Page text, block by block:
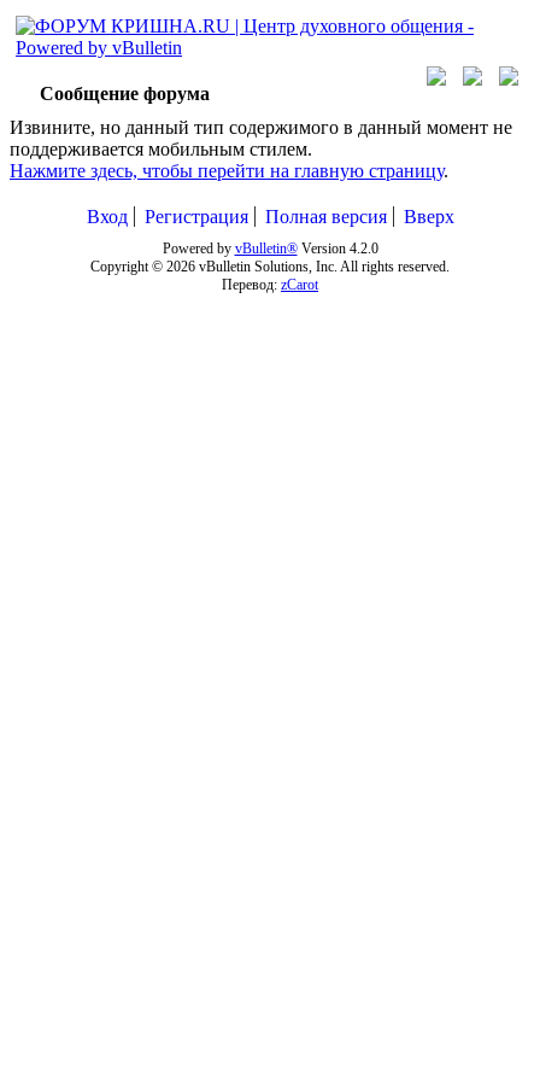
Сообщение форума
Извините, но данный тип содержимого в данный момент не
поддерживается мобильным стилем.
Нажмите здесь, чтобы перейти на главную страницу.
Вход Регистрация Полная версия Вверх
Powered by vBulletin®Version 4.2.0
Copyright © 2026 vBulletin Solutions, Inc. All rights reserved.
Перевод: zCarot